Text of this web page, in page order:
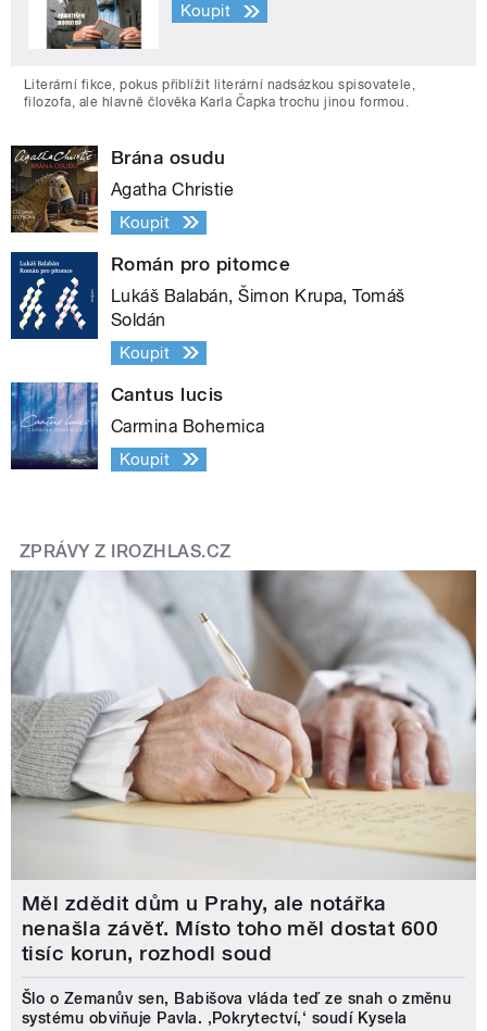
Koupit
Literární fikce, pokus přiblížit literární nadsázkou spisovatele,
filozofa, ale hlavně člověka Karla Čapka trochu jinou formou.
Brána osudu
Agatha Christie
Koupit
Román pro pitomce
Lukáš Balabán, Šimon Krupa, Tomáš
Soldán
Koupit
Cantus lucis
Carmina Bohemica
Koupit
ZPRÁVY Z IROZHLAS.CZ
Měl zdědit dům u Prahy, ale notářka
nenašla závěť. Místo toho měl dostat 600
tisíc korun, rozhodl soud
Šlo o Zemanův sen, Babišova vláda teď ze snah o změnu
systému obviňuje Pavla. ‚Pokrytectví,‘ soudí Kysela